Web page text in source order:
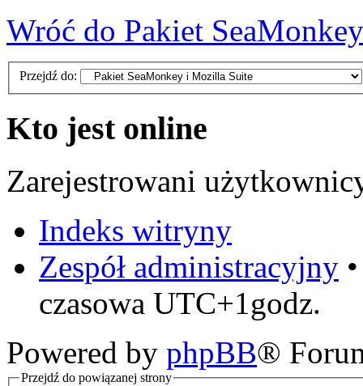
Wróć do Pakiet
Przejdź do:
Kto jest online
Zarejestrowani
Indeks witryny
Zespół administracyjny
czasowa UTC+1godz.
Powered by phpBB®
Przejdź do powiązanej strony